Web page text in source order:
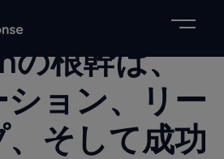
根幹は、
ョン、リー
そして成功